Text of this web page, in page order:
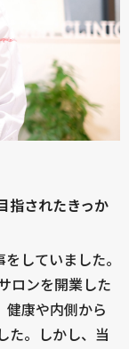
指されたきっか
していました。
ロンを開業した
健康や内側から
た。しかし、当